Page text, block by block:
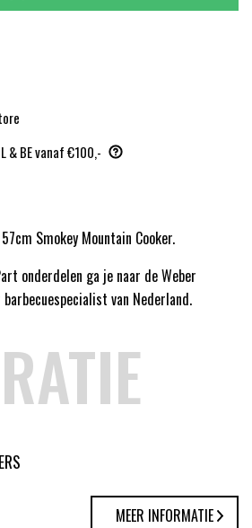
& BE vanaf €100,-
Smokey Mountain Cooker.
onderdelen ga je naar de Weber
van Nederland.
MEER INFORMATIE